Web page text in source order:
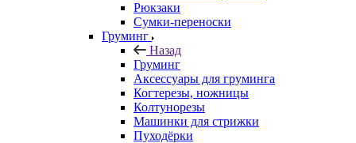
Рюкзаки
Сумки-переноски
Груминг
Назад
Груминг
Аксессуары для груминга
Когтерезы, ножницы
Колтунорезы
Машинки для стрижки
Пуходёрки